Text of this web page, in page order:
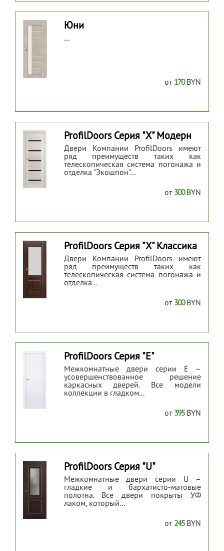
Юни
...
от 170BYN
ProfilDoors Серия "Х" Модерн
Двери Компании ProfilDoors имеют
ряд преимуществ таких как
телескопическая система погонажа и
отделка "Экошпон"...
от 300BYN
ProfilDoors Серия "X" Классика
Двери Компании ProfilDoors имеют
ряд преимуществ таких как
телескопическая система погонажа и
отделка...
от 300BYN
ProfilDoors Серия "Е"
Межкомнатные двери серии Е –
усовершенствованное решение
каркасных дверей. Все модели
коллекции в гладком...
от 395BYN
ProfilDoors Серия "U"
Межкомнатные двери серии U –
гладкие и бархатисто-матовые
полотна. Все двери покрыты УФ
лаком, который...
от 245BYN